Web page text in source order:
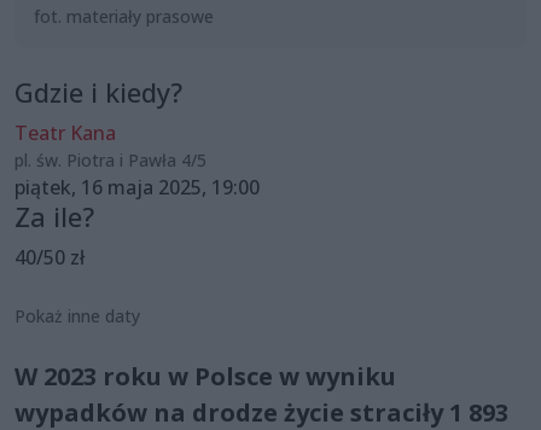
fot. materiały prasowe
Gdzie i kiedy?
Teatr Kana
pl. św. Piotra i Pawła 4/5
piątek, 16 maja 2025, 19:00
Za ile?
40/50 zł
Pokaż inne daty
W 2023 roku w Polsce w wyniku
wypadków na drodze życie straciły 1 893